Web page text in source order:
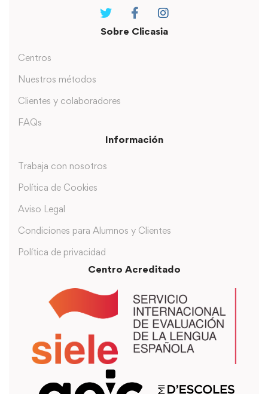
Sobre Clicasia
Centros
Nuestros métodos
Clientes y colaboradores
FAQs
Información
Trabaja con nosotros
Política de Cookies
Aviso Legal
Condiciones para Alumnos y Clientes
Política de privacidad
Centro Acreditado